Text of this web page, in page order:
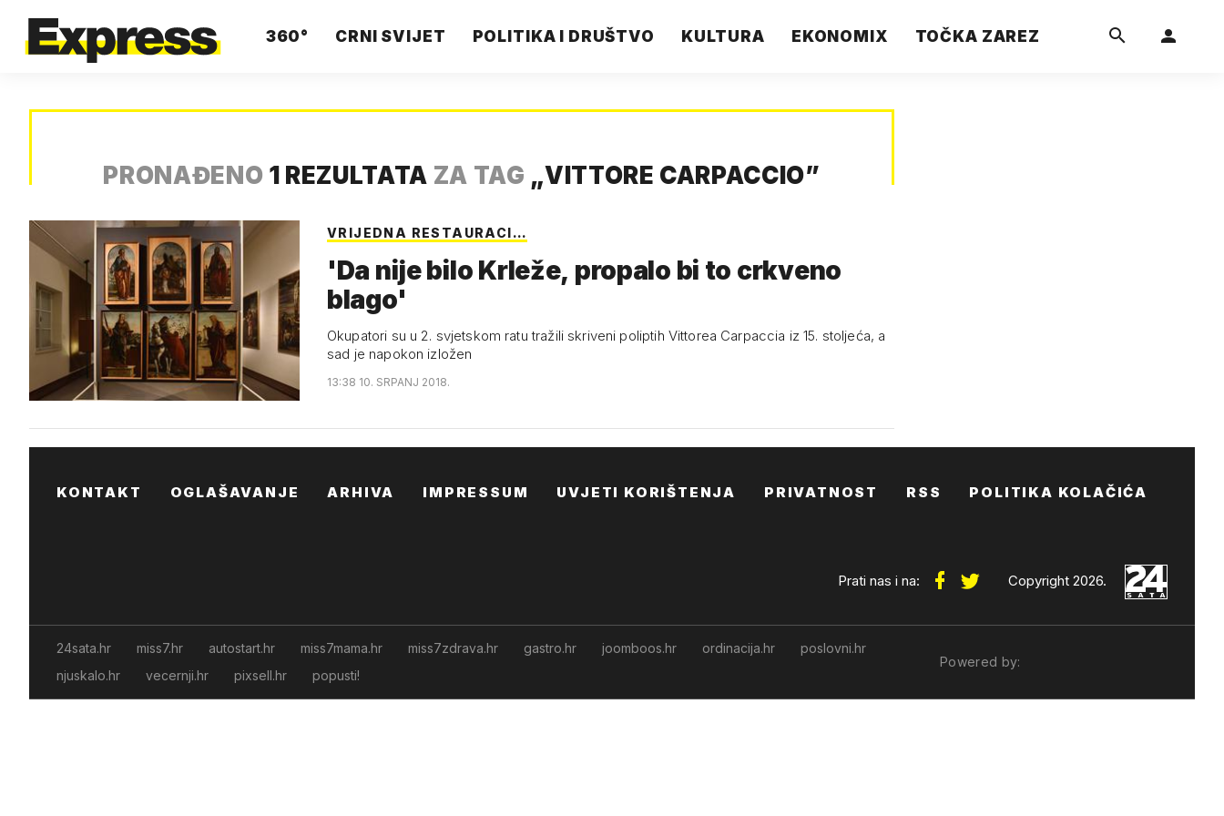
360° CRNI SVIJET POLITIKA I DRUŠTVO KULTURA EKONOMIX TOČKA ZAREZ
PRONAĐENO 1 REZULTATA ZA TAG „VITTORE CARPACCIO”
VRIJEDNA RESTAURACI…
'Da nije bilo Krleže, propalo bi to crkveno
blago'
Okupatori su u 2. svjetskom ratu tražili skriveni poliptih Vittorea Carpaccia iz 15. stoljeća, a
sad je napokon izložen
13:38 10. SRPANJ 2018.
KONTAKT OGLAŠAVANJE ARHIVA IMPRESSUM UVJETI KORIŠTENJA PRIVATNOST RSS POLITIKA KOLAČIĆA
Prati nas i na: Copyright 2026.
24sata.hr miss7.hr autostart.hr miss7mama.hr miss7zdrava.hr gastro.hr joomboos.hr ordinacija.hr
poslovni.hr
njuskalo.hr
vecernji.hr pixsell.hr popusti!
Powered by: